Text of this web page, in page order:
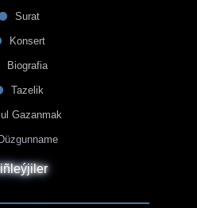
Surat
Konsert
Biografia
Tazelik
Gazanmak
Düzgunname